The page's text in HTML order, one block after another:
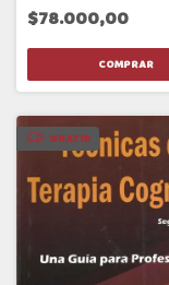
$78.000,00
GRATIS